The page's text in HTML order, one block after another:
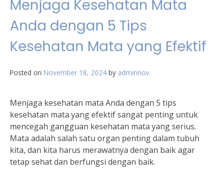
Menjaga Kesehatan Mata
Anda dengan 5 Tips
Kesehatan Mata yang Efektif
Posted on November 18, 2024 by adminnov
Menjaga kesehatan mata Anda dengan 5 tips
kesehatan mata yang efektif sangat penting untuk
mencegah gangguan kesehatan mata yang serius.
Mata adalah salah satu organ penting dalam tubuh
kita, dan kita harus merawatnya dengan baik agar
tetap sehat dan berfungsi dengan baik.